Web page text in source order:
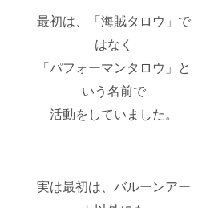
最初は、「海賊タロウ」で
はなく
「パフォーマンタロウ」と
いう名前で
活動をしていました。
実は最初は、バルーンアー